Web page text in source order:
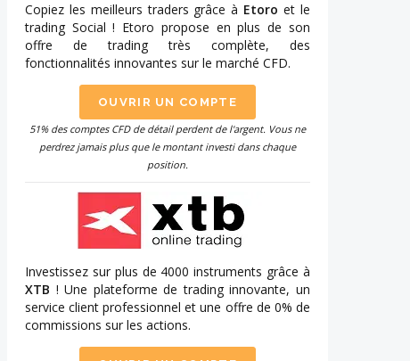
Copiez les meilleurs traders grâce à Etoro et le
trading Social ! Etoro propose en plus de son
offre de trading très complète, des
fonctionnalités innovantes sur le marché CFD.
OUVRIR UN COMPTE
51% des comptes CFD de détail perdent de l'argent. Vous ne
perdrez jamais plus que le montant investi dans chaque
position.
Investissez sur plus de 4000 instruments grâce à
XTB ! Une plateforme de trading innovante, un
service client professionnel et une offre de 0% de
commissions sur les actions.